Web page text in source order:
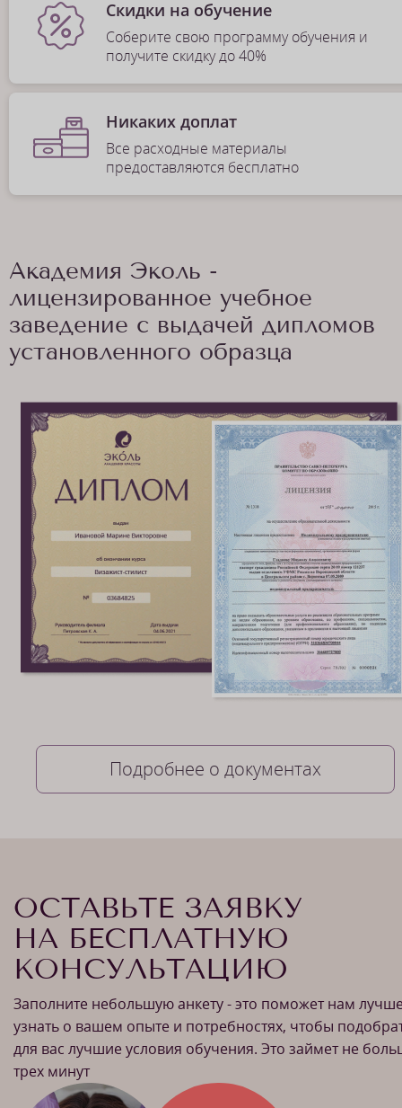
Скидки на обучение
Соберите свою программу обучения и
получите скидку до 40%
Никаких доплат
Все расходные материалы
предоставляются бесплатно
Академия Эколь -
лицензированное учебное
заведение с выдачей дипломов
установленного образца
Подробнее о документах
ОСТАВЬТЕ ЗАЯВКУ
НА БЕСПЛАТНУЮ
КОНСУЛЬТАЦИЮ
Заполните небольшую анкету - это поможет нам
узнать о вашем опыте и потребностях, чтобы
для вас лучшие условия обучения. Это займет не
трех минут